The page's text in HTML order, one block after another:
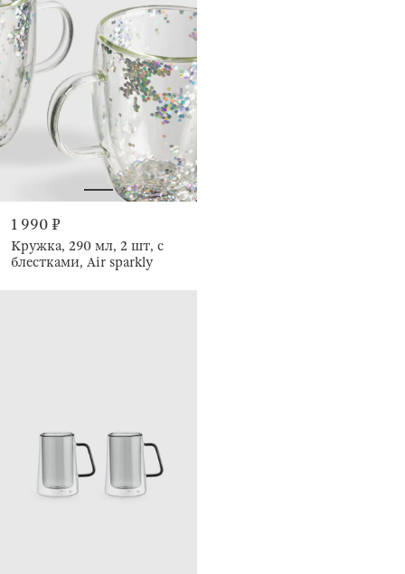
1 990 ₽
Кружка, 290 мл, 2 шт, с
блестками, Air sparkly